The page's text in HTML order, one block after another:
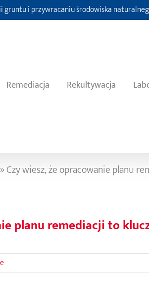
gruntu i przywracaniu środowiska
Remediacja Rekultywacja
»Czy wiesz, że opracowanie planu
planu remediacji to